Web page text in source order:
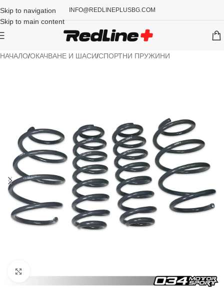
Skip to navigation
Skip to main content
INFO@REDLINEPLUSBG.COM
НАЧАЛО/ОКАЧВАНЕ И ШАСИ/СПОРТНИ ПРУЖИНИ